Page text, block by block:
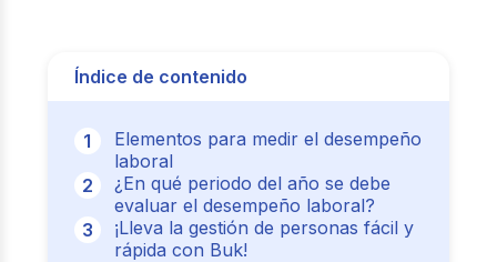
Índice de contenido
Elementos para medir el desempeño
laboral
¿En qué periodo del año se debe
evaluar el desempeño laboral?
¡Lleva la gestión de personas fácil y
rápida con Buk!